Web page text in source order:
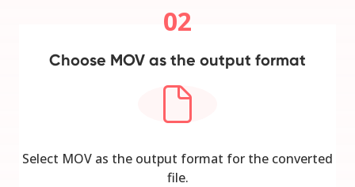
02
Choose MOV as the output format
Select MOV as the output format for the converted
file.